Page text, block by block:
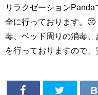
リラクゼーション
全に行っております。
毒、ベッド周りの消毒
を行っておりますので